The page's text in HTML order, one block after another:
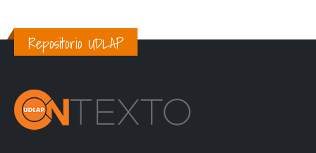
Repositorio UDLAP